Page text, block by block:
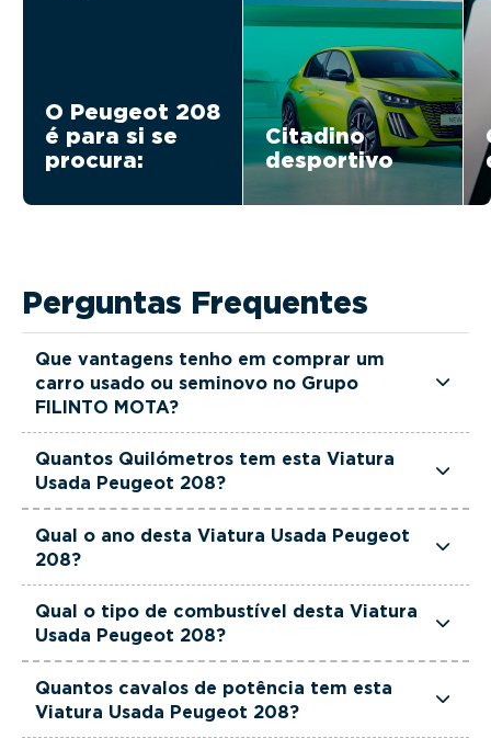
O Peugeot 208
é para si se
procura:
Citadino
desportivo
Perguntas Frequentes
Que vantagens tenho em comprar um
carro usado ou seminovo no Grupo
FILINTO MOTA?
FILINTO MOTA são rigorosamente selecionadas
quilómetros reais garantidos. Além disso, dispõe
de uma equipa de gestores comerciais dedicada,
pronta a ajudá-lo a encontrar a viatura que
melhor se adapta às suas necessidades e ao seu
orçamento.
Quantos Quilómetros tem esta Viatura
Usada Peugeot 208?
actualmente 23000 km.
Qual o ano desta Viatura Usada Peugeot
208?
Qual o tipo de combustível desta Viatura
Usada Peugeot 208?
com uma motorização Gasolina.
Quantos cavalos de potência tem esta
Viatura Usada Peugeot 208?